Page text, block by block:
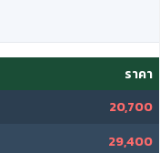
ราคา
20,700
29,400